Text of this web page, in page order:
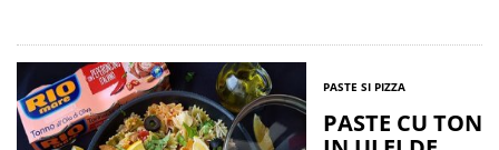
PASTE SI PIZZA
PASTE CU TON